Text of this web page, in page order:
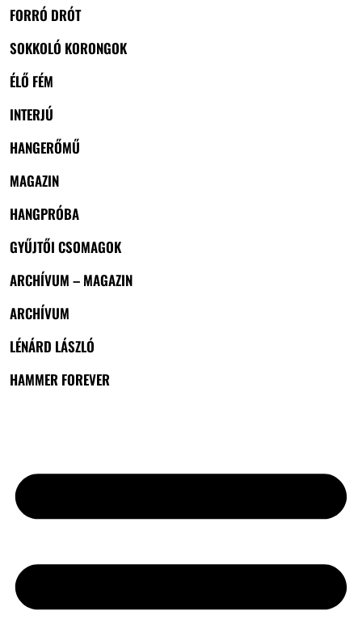
FORRÓ DRÓT
SOKKOLÓ KORONGOK
ÉLŐ FÉM
INTERJÚ
HANGERŐMŰ
MAGAZIN
HANGPRÓBA
GYŰJTŐI CSOMAGOK
ARCHÍVUM – MAGAZIN
ARCHÍVUM
LÉNÁRD LÁSZLÓ
HAMMER FOREVER